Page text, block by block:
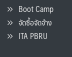
Boot Camp
จัดซื้อจัดจ้าง
ITA PBRU